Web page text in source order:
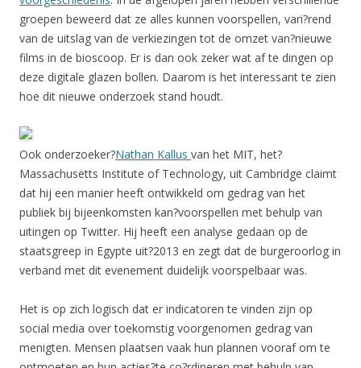
groepen beweerd dat ze alles kunnen voorspellen, vari?rend
van de uitslag van de verkiezingen tot de omzet van?nieuwe
films in de bioscoop. Er is dan ook zeker wat af te dingen op
deze digitale glazen bollen. Daarom is het interessant te zien
hoe dit nieuwe onderzoek stand houdt.
Ook onderzoeker?Nathan Kallus van het MIT, het?
Massachusetts Institute of Technology, uit Cambridge claimt
dat hij een manier heeft ontwikkeld om gedrag van het
publiek bij bijeenkomsten kan?voorspellen met behulp van
uitingen op Twitter. Hij heeft een analyse gedaan op de
staatsgreep in Egypte uit?2013 en zegt dat de burgeroorlog in
verband met dit evenement duidelijk voorspelbaar was.
Het is op zich logisch dat er indicatoren te vinden zijn op
social media over toekomstig voorgenomen gedrag van
menigten. Mensen plaatsen vaak hun plannen vooraf om te